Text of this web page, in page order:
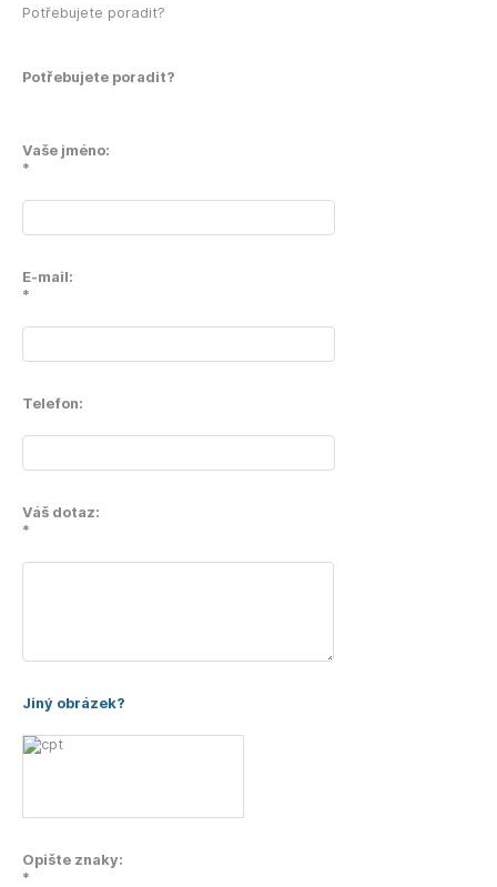
Potřebujete poradit?
Potřebujete poradit?
Vaše jméno:
*
E-mail:
*
Telefon:
Váš dotaz:
*
Jiný obrázek?
Opište znaky:
*